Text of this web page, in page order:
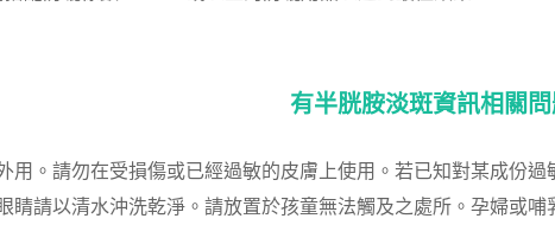
有半胱胺淡斑資訊相關
用。請勿在受損傷或已經過敏的皮膚上使用。若已知對某成份
睛請以清水沖洗乾淨。請放置於孩童無法觸及之處所。孕婦或哺